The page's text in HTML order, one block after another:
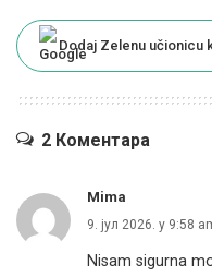
Dodaj Zelenu učionicu
2 Коментара
Mima
9. јул 2026. у 9:58
Nisam sigurna